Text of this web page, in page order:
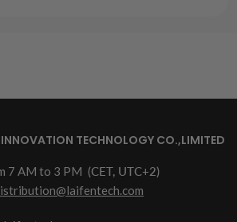
TECHNOLOGY CO.,LIMITED
7 AM to 3 PM (CET, UTC+2)